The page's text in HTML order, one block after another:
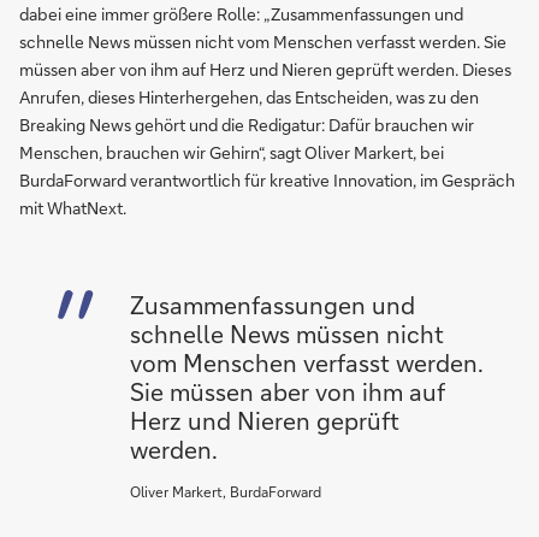
dabei eine immer größere Rolle: „Zusammenfassungen und
schnelle News müssen nicht vom Menschen verfasst werden. Sie
müssen aber von ihm auf Herz und Nieren geprüft werden. Dieses
Anrufen, dieses Hinterhergehen, das Entscheiden, was zu den
Breaking News gehört und die Redigatur: Dafür brauchen wir
Menschen, brauchen wir Gehirn“, sagt Oliver Markert, bei
BurdaForward verantwortlich für kreative Innovation, im Gespräch
mit WhatNext.
Zusammenfassungen und
schnelle News müssen nicht
vom Menschen verfasst werden.
Sie müssen aber von ihm auf
Herz und Nieren geprüft
werden.
Oliver Markert, BurdaForward